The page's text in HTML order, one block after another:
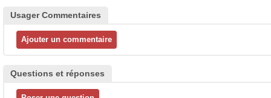
Usager Commentaires
Questions et réponses